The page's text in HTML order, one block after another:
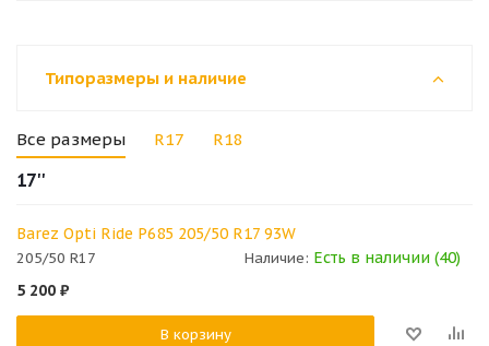
Типоразмеры и наличие
Все размеры R17 R18
17''
Barez Opti Ride P685 205/50 R17 93W
205/50 R17 Наличие: Есть в наличии (40)
5 200 ₽
В корзину